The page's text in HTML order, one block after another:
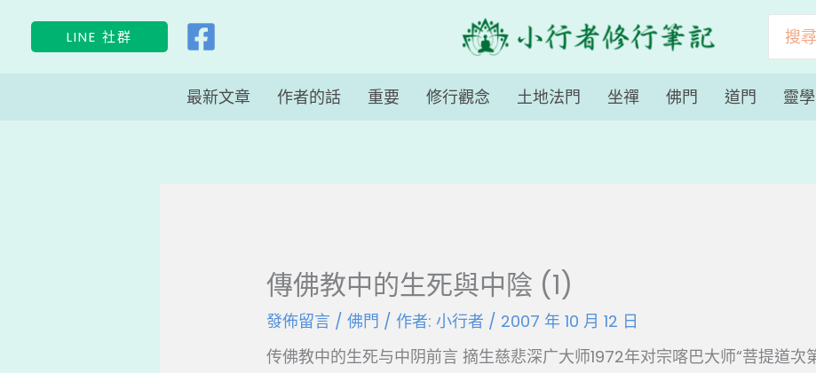
LINE 社群
尋：
最新文章 作者的話 重要 修行觀念 土地法門 坐禪 佛門 道門 靈學
傳佛教中的生死與中陰 (1)
發佈留言 /佛門 / 作者:小行者 / 2007 年 10 月 12 日
传佛教中的生死与中阴前言 摘生慈悲深广大师1972年对宗喀巴大师“菩提道次